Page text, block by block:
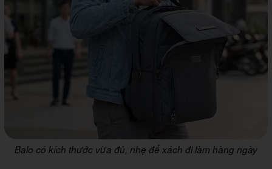
Balo có kích thước vừa đủ, nhẹ để xách đi làm hàng ngày